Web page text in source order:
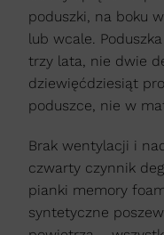
poduszki, na boku
lub wcale.
trzy lata, nie dwie
dziewięćdziesiąt
poduszce, nie w
Brak wentylacji i
czwarty czynnik
pianki memory
syntetyczne